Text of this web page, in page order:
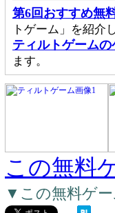
第6回おすすめ無
トゲーム」を紹介
ティルトゲームの
ます。
この無料
▼この無料ゲ